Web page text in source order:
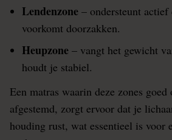
Lendenzone – ondersteunt actief
voorkomt doorzakken.
Heupzone – vangt het gewicht
houdt je stabiel.
Een matras waarin deze zones
afgestemd, zorgt ervoor dat je
houding rust, wat essentieel is voor